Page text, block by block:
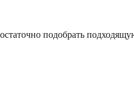
подобрать